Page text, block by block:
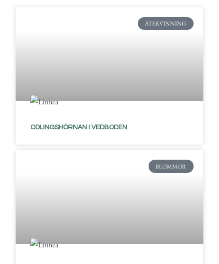
ÅTERVINNING
ODLINGSHÖRNAN I VEDBODEN
BLOMMOR